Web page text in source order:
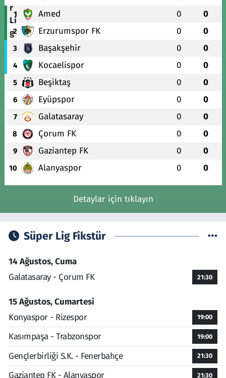
1 Amed 0 0
2 Erzurumspor FK 0 0
3 Başakşehir 0 0
4 Kocaelispor 0 0
5 Beşiktaş 0 0
6 Eyüpspor 0 0
7 Galatasaray 0 0
8 Çorum FK 0 0
9 Gaziantep FK 0 0
10 Alanyaspor 0 0
Detaylar için tıklayın
Süper Lig Fikstür
14 Ağustos, Cuma
Galatasaray - Çorum FK
21:30
15 Ağustos, Cumartesi
Konyaspor - Rizespor
19:00
Kasımpaşa - Trabzonspor 19:00
Gençlerbirliği S.K. - Fenerbahçe 21:30
Gaziantep FK - Alanyaspor 21:30